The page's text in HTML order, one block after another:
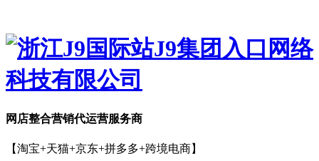
网店整合营销代运营服务商
【淘宝+天猫+京东+拼多多+跨境电商】